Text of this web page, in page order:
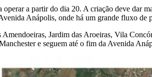
operar a partir do dia 20. A criação deve dar
Anápolis, onde há um grande fluxo de
Jardim das Aroeiras, Vila
e seguem até o fim da Avenida